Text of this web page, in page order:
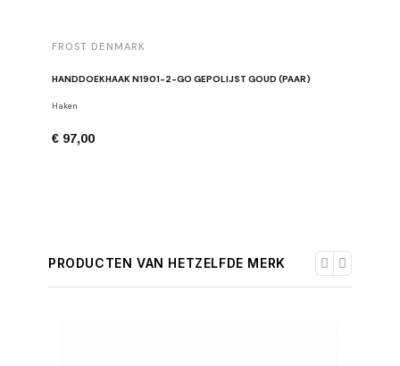
FROST DENMARK
HANDDOEKHAAK N1901-2-GO GEPOLIJST GOUD (PAAR)
Haken
€ 97,00
PRODUCTEN VAN HETZELFDE MERK